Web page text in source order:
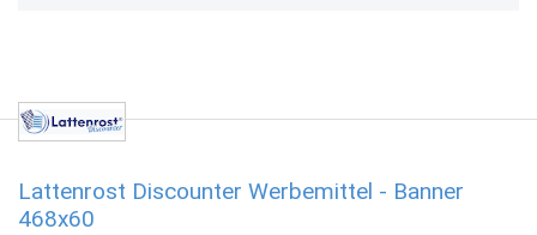
Lattenrost Discounter Werbemittel - Banner
468x60